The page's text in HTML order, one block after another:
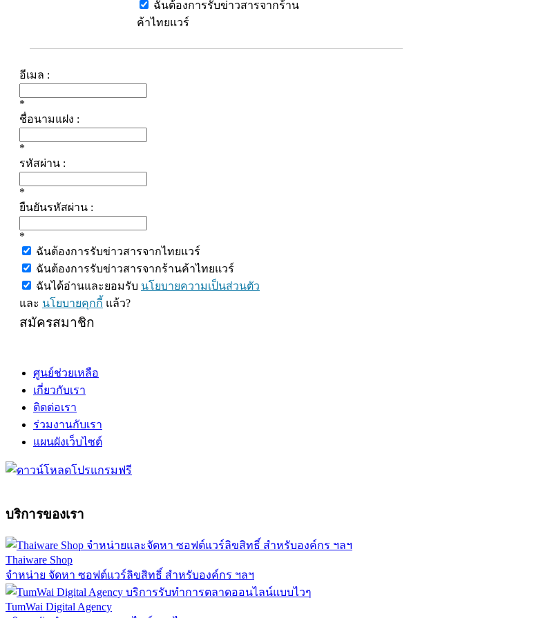
ฉันต้องการรับข่าวสารจากร้าน
ค้าไทยแวร์
อีเมล :
*
ชื่อนามแฝง :
*
รหัสผ่าน :
*
ยืนยันรหัสผ่าน :
*
ฉันต้องการรับข่าวสารจากไทยแวร์
ฉันต้องการรับข่าวสารจากร้านค้าไทยแวร์
ฉันได้อ่านและยอมรับ นโยบายความเป็นส่วนตัว
และ นโยบายคุกกี้ แล้ว?
สมัครสมาชิก
ศูนย์ช่วยเหลือ
เกี่ยวกับเรา
ติดต่อเรา
ร่วมงานกับเรา
แผนผังเว็บไซต์
บริการของเรา
Thaiware Shop
จำหน่าย จัดหา ซอฟต์แวร์ลิขสิทธิ์ สำหรับองค์กร ฯลฯ
TumWai Digital Agency